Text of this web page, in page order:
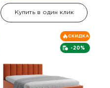
Купить в один клик
-20%
СКИДКА